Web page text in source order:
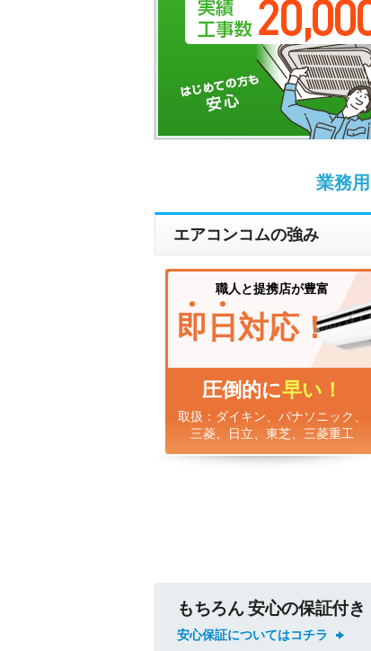
業務
エアコンコムの強み
職人と提携店が豊富
即 日 対応！
圧倒的に早い！
取扱：ダイキン、パナソニック、
三菱、日立、東芝、三菱重工
もちろん 安心の保証付き
安心保証についてはコチラ